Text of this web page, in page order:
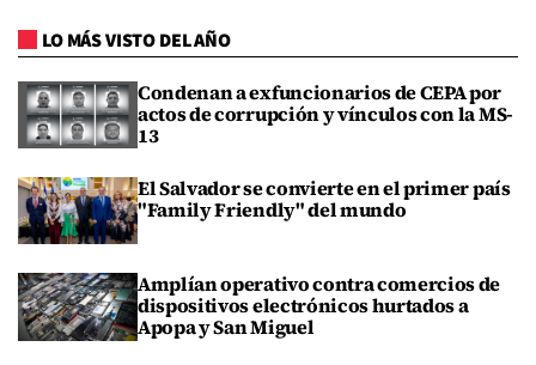
LO MÁS VISTO DEL AÑO
Condenan a exfuncionarios de CEPA por
actos de corrupción y vínculos con la MS-
13
El Salvador se convierte en el primer país
"Family Friendly" del mundo
Amplían operativo contra comercios de
dispositivos electrónicos hurtados a
Apopa y San Miguel